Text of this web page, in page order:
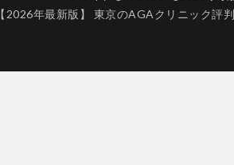
【2026年最新版】 東京のAGAクリニック評